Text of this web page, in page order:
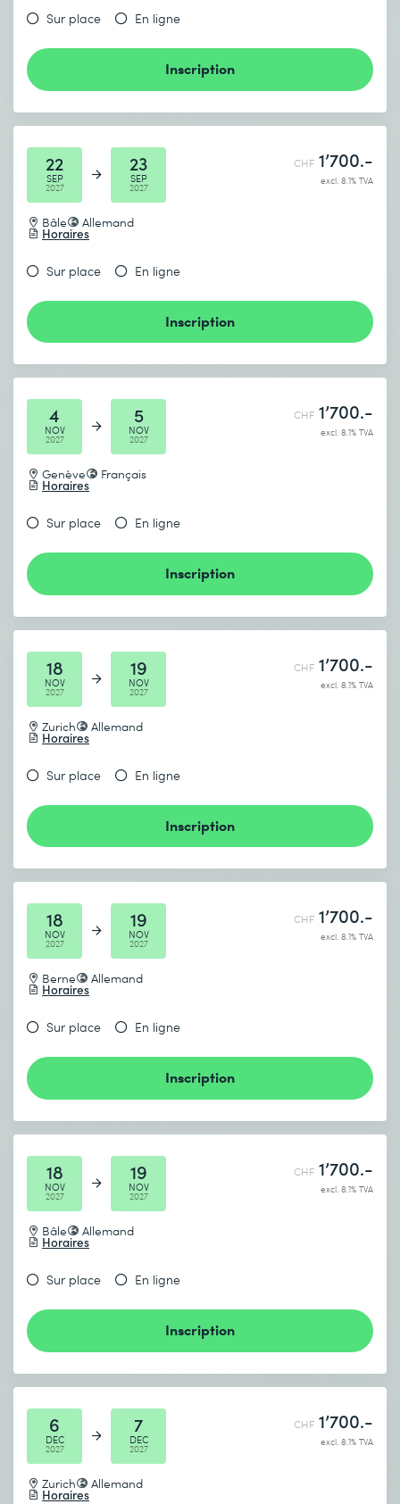
Sur place En ligne
Inscription
22
SEP
2027
23
SEP
2027
Bâle Allemand
Horaires
CHF 1’700.-
excl. 8.1% TVA
Sur place En ligne
Inscription
4
NOV
2027
5
NOV
2027
Genève Français
Horaires
CHF 1’700.-
excl. 8.1% TVA
Sur place En ligne
Inscription
18
NOV
2027
19
NOV
2027
Zurich Allemand
Horaires
CHF 1’700.-
excl. 8.1% TVA
Sur place En ligne
Inscription
18
NOV
2027
19
NOV
2027
Berne Allemand
Horaires
CHF 1’700.-
excl. 8.1% TVA
Sur place En ligne
Inscription
18
NOV
2027
19
NOV
2027
Bâle Allemand
Horaires
CHF 1’700.-
excl. 8.1% TVA
Sur place En ligne
Inscription
6
DEC
2027
7
DEC
2027
Zurich Allemand
Horaires
CHF 1’700.-
excl. 8.1% TVA